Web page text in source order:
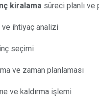
kiralama süreci planlı
ihtiyaç analizi
seçimi
ve zaman planlaması
ve kaldırma işlemi